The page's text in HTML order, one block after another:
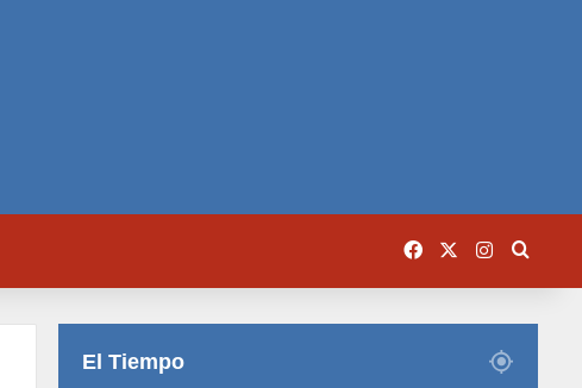
Facebook Instagram
El Tiempo